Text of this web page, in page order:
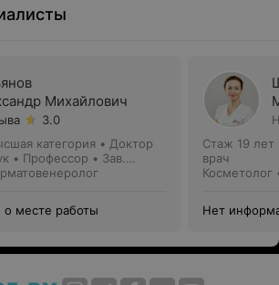
Михайлович
3.0
категория • Доктор
• Профессор • Зав.
месте работы
Стаж 19 лет
врач
Косметолог
Нет